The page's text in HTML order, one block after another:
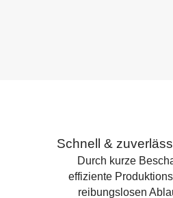
Schnell &
Durch kurze
effiziente
reibungslosen